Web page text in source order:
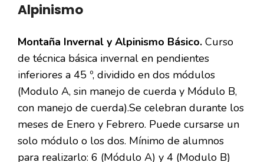
Alpinismo
Montaña Invernal y Alpinismo Básico. Curso
de técnica básica invernal en pendientes
inferiores a 45 º, dividido en dos módulos
(Modulo A, sin manejo de cuerda y Módulo B,
con manejo de cuerda).Se celebran durante los
meses de Enero y Febrero. Puede cursarse un
solo módulo o los dos. Mínimo de alumnos
para realizarlo: 6 (Módulo A) y 4 (Modulo B)